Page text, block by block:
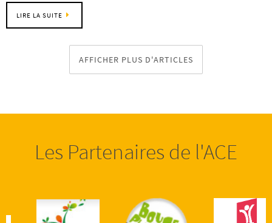
LIRE LA SUITE
AFFICHER PLUS D'ARTICLES
Les Partenaires de l'ACE